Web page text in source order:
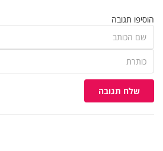
הוסיפו תגובה
שלח תגובה